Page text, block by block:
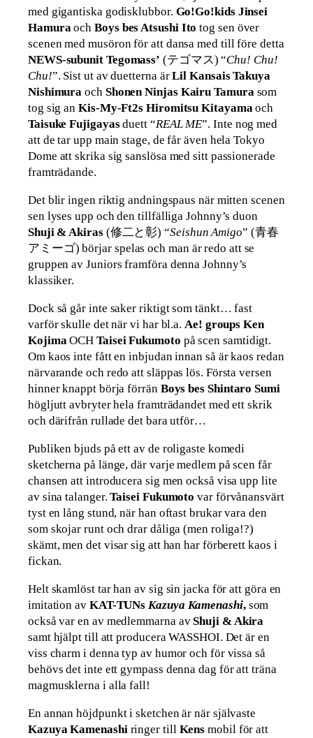
med gigantiska godisklubbor. Go!Go!kids Jinsei
HamuraochBoys bes Atsushi Ito tog sen över
scenen med musöron för att dansa med till före detta
NEWS-subunit Tegomass’ (テゴマス) “Chu! Chu!
Chu!”. Sist ut av duetterna ärLil Kansais Takuya
Nishimura och Shonen Ninjas Kairu Tamurasom
tog sig anKis-My-Ft2s Hiromitsu Kitayamaoch
Taisuke Fujigayasduett “REAL ME”. Inte nog med
att de tar upp main stage, de får även hela Tokyo
Dome att skrika sig sanslösa med sitt passionerade
framträdande.
Det blir ingen riktig andningspaus när mitten scenen
sen lyses upp och den tillfälliga Johnny’s duon
Shuji & Akiras(修二と彰) “Seishun Amigo” (青春
アミーゴ) börjar spelas och man är redo att se
gruppen av Juniors framföra denna Johnny’s
klassiker.
Dock så går inte saker riktigt som tänkt… fast
varför skulle det när vi har bl.a.Ae! groups Ken
Kojima OCHTaisei Fukumoto på scen samtidigt.
Om kaos inte fått en inbjudan innan så är kaos redan
närvarande och redo att släppas lös. Första versen
hinner knappt börja förrän Boys bes Shintaro Sumi
högljutt avbryter hela framträdandet med ett skrik
och därifrån rullade det bara utför…
Publiken bjuds på ett av de roligaste komedi
sketcherna på länge, där varje medlem på scen får
chansen att introducera sig men också visa upp lite
av sina talanger.Taisei Fukumoto var förvånansvärt
tyst en lång stund, när han oftast brukar vara den
som skojar runt och drar dåliga (men roliga!?)
skämt, men det visar sig att han har förberett kaos i
fickan.
Helt skamlöst tar han av sig sin jacka för att göra en
imitation av KAT-TUNs Kazuya Kamenashi,som
också var en av medlemmarna avShuji & Akira
samt hjälpt till att producera WASSHOI. Det är en
viss charm i denna typ av humor och för vissa så
behövs det inte ett gympass denna dag för att träna
magmusklerna i alla fall!
En annan höjdpunkt i sketchen är när självaste
Kazuya Kamenashi ringer till Kens mobil för att